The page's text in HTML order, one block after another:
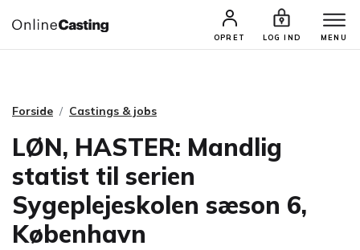
OPRET LOG IND MENU
CASTINGS & JOBS SØG PROFIL
Forside Castings & jobs
LØN, HASTER: Mandlig
statist til serien
Sygeplejeskolen sæson 6,
København